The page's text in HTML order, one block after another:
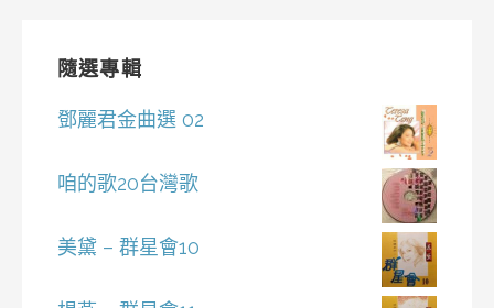
隨選專輯
鄧麗君金曲選 02
咱的歌20台灣歌
美黛 – 群星會10